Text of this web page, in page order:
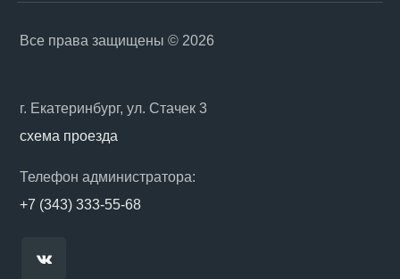
Все права защищены © 2026
г. Екатеринбург, ул. Стачек 3
схема проезда
Телефон администратора:
+7 (343) 333-55-68